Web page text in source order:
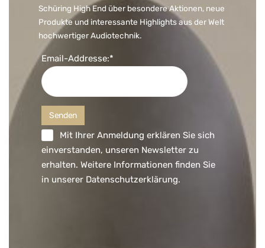
Schüring High End über besondere Aktionen, neue
Produkte und interessante Highlights aus der Welt
hochwertiger Audiotechnik.
Email-Addresse:*
Mit Ihrer Anmeldung erklären Sie sich
einverstanden, unseren Newsletter zu
erhalten. Weitere Informationen finden Sie
in unserer Datenschutzerklärung.